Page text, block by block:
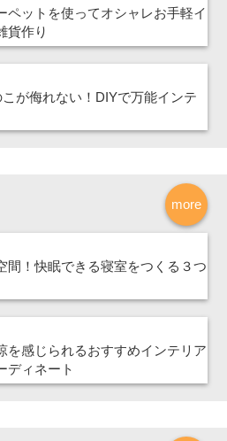
ペットを使ってオシャレお手軽イ
貨作り
こが侮れない！DIYで万能インテ
more
間！快眠できる寝室をつくる３つ
を感じられるおすすめインテリア
ディネート